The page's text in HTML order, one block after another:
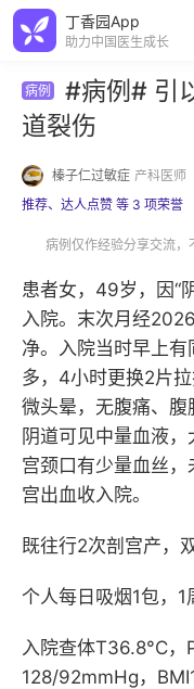
丁香园App
助力中国医生成长
病例
#病例# 引
道裂伤
榛子仁过敏症 产科医师
推荐、达人点赞 等 3 项荣誉
病例仅作经验分享交流
患者女，49岁，因“
入院。末次月经
净。入院当时早上
多，4小时更换2片
微头晕，无腹痛、腹
阴道可见中量血液，
宫颈口有少量血丝
宫出血收入院。
既往行2次剖宫产，
个人每日吸烟1包，
入院查体T36.8°C，
128/92mmHg，